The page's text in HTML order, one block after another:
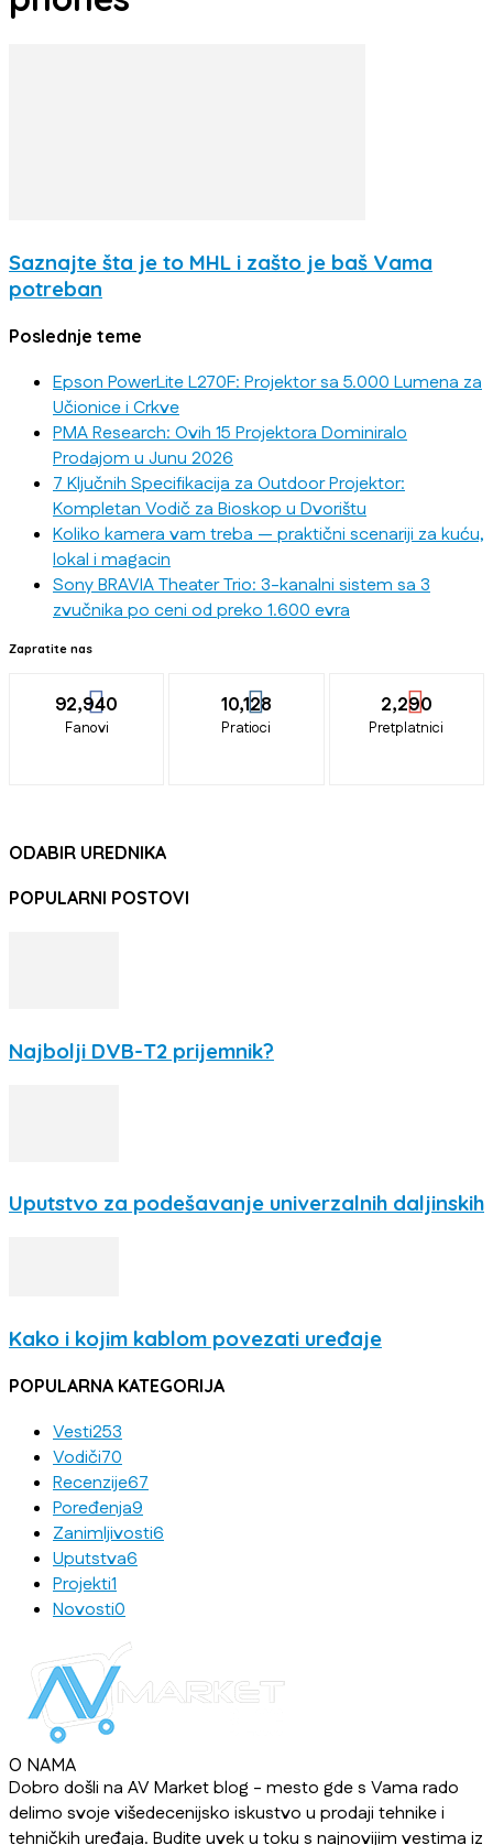
Saznajte šta je to MHL i zašto je baš Vama
potreban
Poslednje teme
Epson PowerLite L270F: Projektor sa 5.000 Lumena za
Učionice i Crkve
PMA Research: Ovih 15 Projektora Dominiralo
Prodajom u Junu 2026
7 Ključnih Specifikacija za Outdoor Projektor:
Kompletan Vodič za Bioskop u Dvorištu
Koliko kamera vam treba — praktični scenariji za kuću,
lokal i magacin
Sony BRAVIA Theater Trio: 3-kanalni sistem sa 3
zvučnika po ceni od preko 1.600 evra
Zapratite nas
92,940
Fanovi
10,128
Pratioci
2,290
Pretplatnici
ODABIR UREDNIKA
POPULARNI POSTOVI
Najbolji DVB-T2 prijemnik?
Uputstvo za podešavanje univerzalnih daljinskih
Kako i kojim kablom povezati uređaje
POPULARNA KATEGORIJA
Vesti253
Vodiči70
Recenzije67
Poređenja9
Zanimljivosti6
Uputstva6
Projekti1
Novosti0
O NAMA
Dobro došli na AV Market blog - mesto gde s Vama rado
delimo svoje višedecenijsko iskustvo u prodaji tehnike i
tehničkih uređaja. Budite uvek u toku s najnovijim vestima iz